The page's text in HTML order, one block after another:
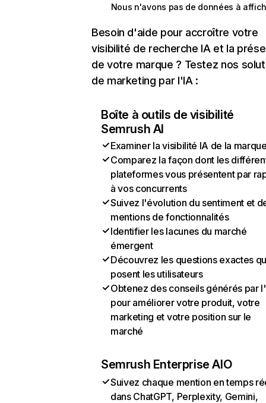
Nous n'avons pas de données à
Besoin d'aide pour accroître votre
visibilité de recherche IA et la
de votre marque ? Testez nos
de marketing par l'IA :
Boîte à outils de visibilité
Semrush AI
Examiner la visibilité IA de la
Comparez la façon dont les
plateformes vous présentent par
à vos concurrents
Suivez l'évolution du sentiment et
mentions de fonctionnalités
Identifier les lacunes du marché
émergent
Découvrez les questions exactes
posent les utilisateurs
Obtenez des conseils générés par
pour améliorer votre produit, votre
marketing et votre position sur le
marché
Semrush Enterprise AIO
Suivez chaque mention en temps
dans ChatGPT, Perplexity, Gemini,